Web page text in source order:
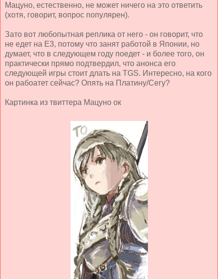
Мацуно, естественно, не может ничего на это ответить
(хотя, говорит, вопрос популярен).
Зато вот любопытная реплика от него - он говорит, что
не едет на Е3, потому что занят работой в Японии, но
думает, что в следующем году поедет - и более того, он
практически прямо подтвердил, что анонса его
следующей игры стоит длать на TGS. Интересно, на кого
он рабоатет сейчас? Опять на Платину/Сегу?
Картинка из твиттера Мацуно ок